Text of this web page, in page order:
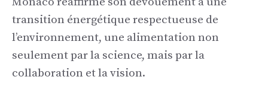
transition énergétique respectueuse de
l’environnement, une alimentation non
seulement par la science, mais par la
collaboration et la vision.